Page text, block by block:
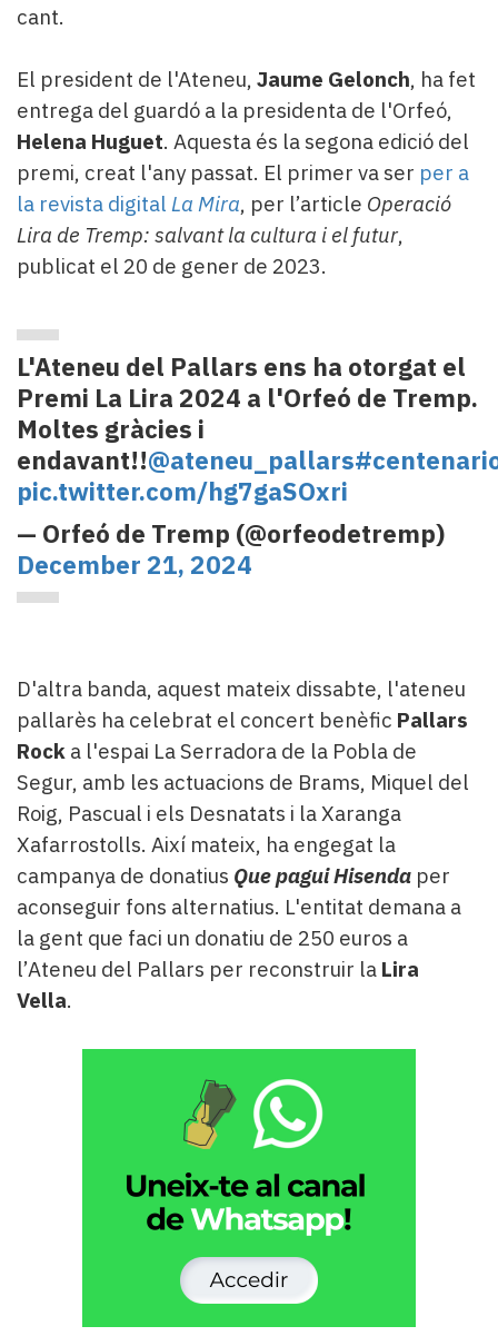
cant.
El president de l'Ateneu, Jaume Gelonch, ha fet
entrega del guardó a la presidenta de l'Orfeó,
Helena Huguet. Aquesta és la segona edició del
premi, creat l'any passat. El primer va ser per a
la revista digital La Mira, per l’article Operació
Lira de Tremp: salvant la cultura i el futur,
publicat el 20 de gener de 2023.
L'Ateneu del Pallars ens ha otorgat el
Premi La Lira 2024 a l'Orfeó de Tremp.
Moltes gràcies i
endavant!!@ateneu_pallars
pic.twitter.com/hg7gaSOxri
— Orfeó de Tremp (@orfeodetremp)
December 21, 2024
D'altra banda, aquest mateix dissabte, l'ateneu
pallarès ha celebrat el concert benèfic Pallars
Rock a l'espai La Serradora de la Pobla de
Segur, amb les actuacions de Brams, Miquel del
Roig, Pascual i els Desnatats i la Xaranga
Xafarrostolls. Així mateix, ha engegat la
campanya de donatius Que pagui Hisenda per
aconseguir fons alternatius. L'entitat demana a
la gent que faci un donatiu de 250 euros a
l’Ateneu del Pallars per reconstruir la Lira
Vella.